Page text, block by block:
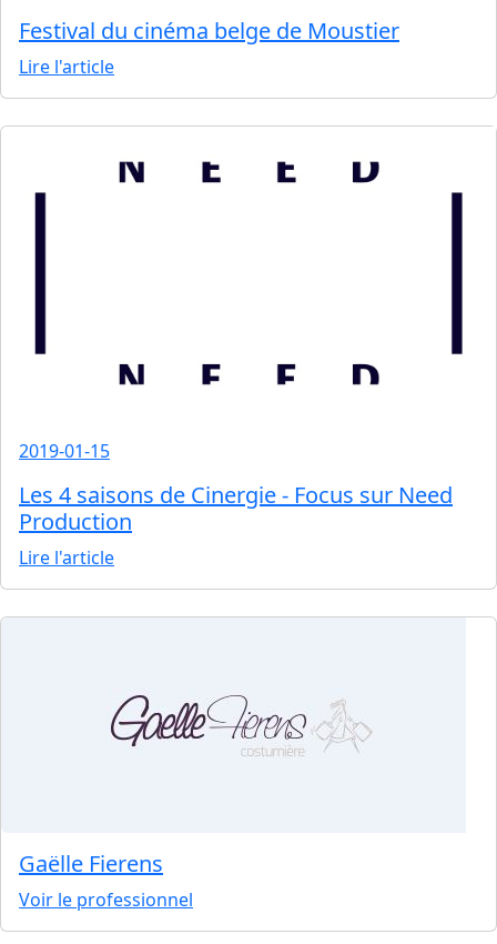
Festival du cinéma belge de Moustier
Lire l'article
2019-01-15
Les 4 saisons de Cinergie - Focus sur Need
Production
Lire l'article
Gaëlle Fierens
Voir le professionnel